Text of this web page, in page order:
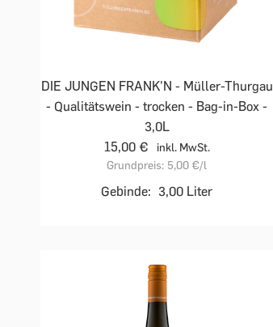
DIE JUNGEN FRANK'N - Müller-Thurgau
- Qualitätswein - trocken - Bag-in-Box -
3,0L
15,00 €
inkl. MwSt.
Grundpreis: 5,00 €/l
Gebinde: 3,00 Liter